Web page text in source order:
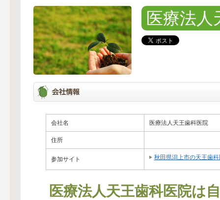
医療法人
会社名 医療法人天王歯科医院
住所
参加サイト 秋田県潟上市の天王歯
医療法人天王歯科医院は